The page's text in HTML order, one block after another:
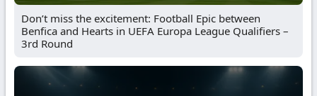
Don’t miss the excitement: Football Epic between
Benfica and Hearts in UEFA Europa League Qualifiers –
3rd Round